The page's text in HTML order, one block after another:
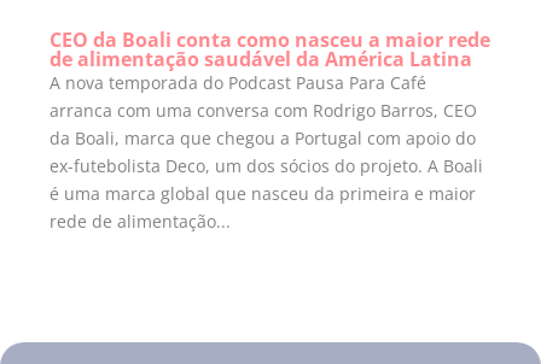
CEO da Boali conta como nasceu a maior rede
de alimentação saudável da América Latina
A nova temporada do Podcast Pausa Para Café
arranca com uma conversa com Rodrigo Barros, CEO
da Boali, marca que chegou a Portugal com apoio do
ex-futebolista Deco, um dos sócios do projeto. A Boali
é uma marca global que nasceu da primeira e maior
rede de alimentação...